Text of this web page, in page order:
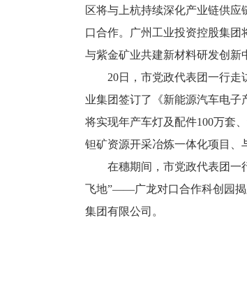
区将与上杭持续深化产业链供
口合作。广州工业投资控股集团
与紫金矿业共建新材料研发创新
20日，市党政代表团一行走访
业集团签订了《新能源汽车电
将实现年产车灯及配件100万套
钽矿资源开采冶炼一体化项目、
在穗期间，市党政代表团一行
飞地”——广龙对口合作科创园揭
集团有限公司。